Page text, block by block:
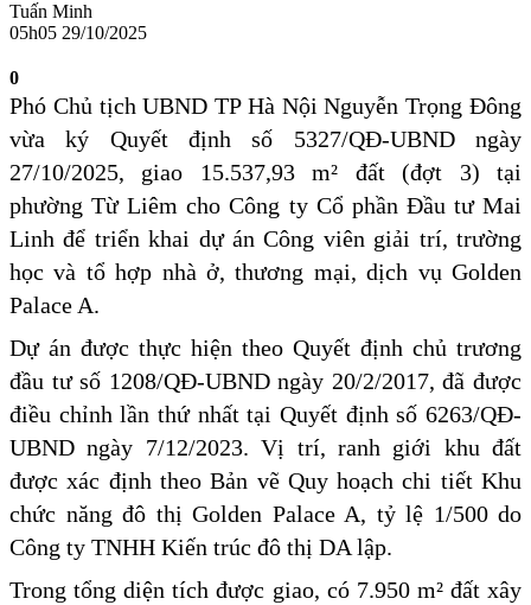
Tuấn Minh
05h05 29/10/2025
0
Phó Chủ tịch UBND TP Hà Nội Nguyễn Trọng Đông
vừa ký Quyết định số 5327/QĐ-UBND ngày
27/10/2025, giao 15.537,93 m² đất (đợt 3) tại
phường Từ Liêm cho Công ty Cổ phần Đầu tư Mai
Linh để triển khai dự án Công viên giải trí, trường
học và tổ hợp nhà ở, thương mại, dịch vụ Golden
Palace A.
Dự án được thực hiện theo Quyết định chủ trương
đầu tư số 1208/QĐ-UBND ngày 20/2/2017, đã được
điều chỉnh lần thứ nhất tại Quyết định số 6263/QĐ-
UBND ngày 7/12/2023. Vị trí, ranh giới khu đất
được xác định theo Bản vẽ Quy hoạch chi tiết Khu
chức năng đô thị Golden Palace A, tỷ lệ 1/500 do
Công ty TNHH Kiến trúc đô thị DA lập.
Trong tổng diện tích được giao, có 7.950 m² đất xây